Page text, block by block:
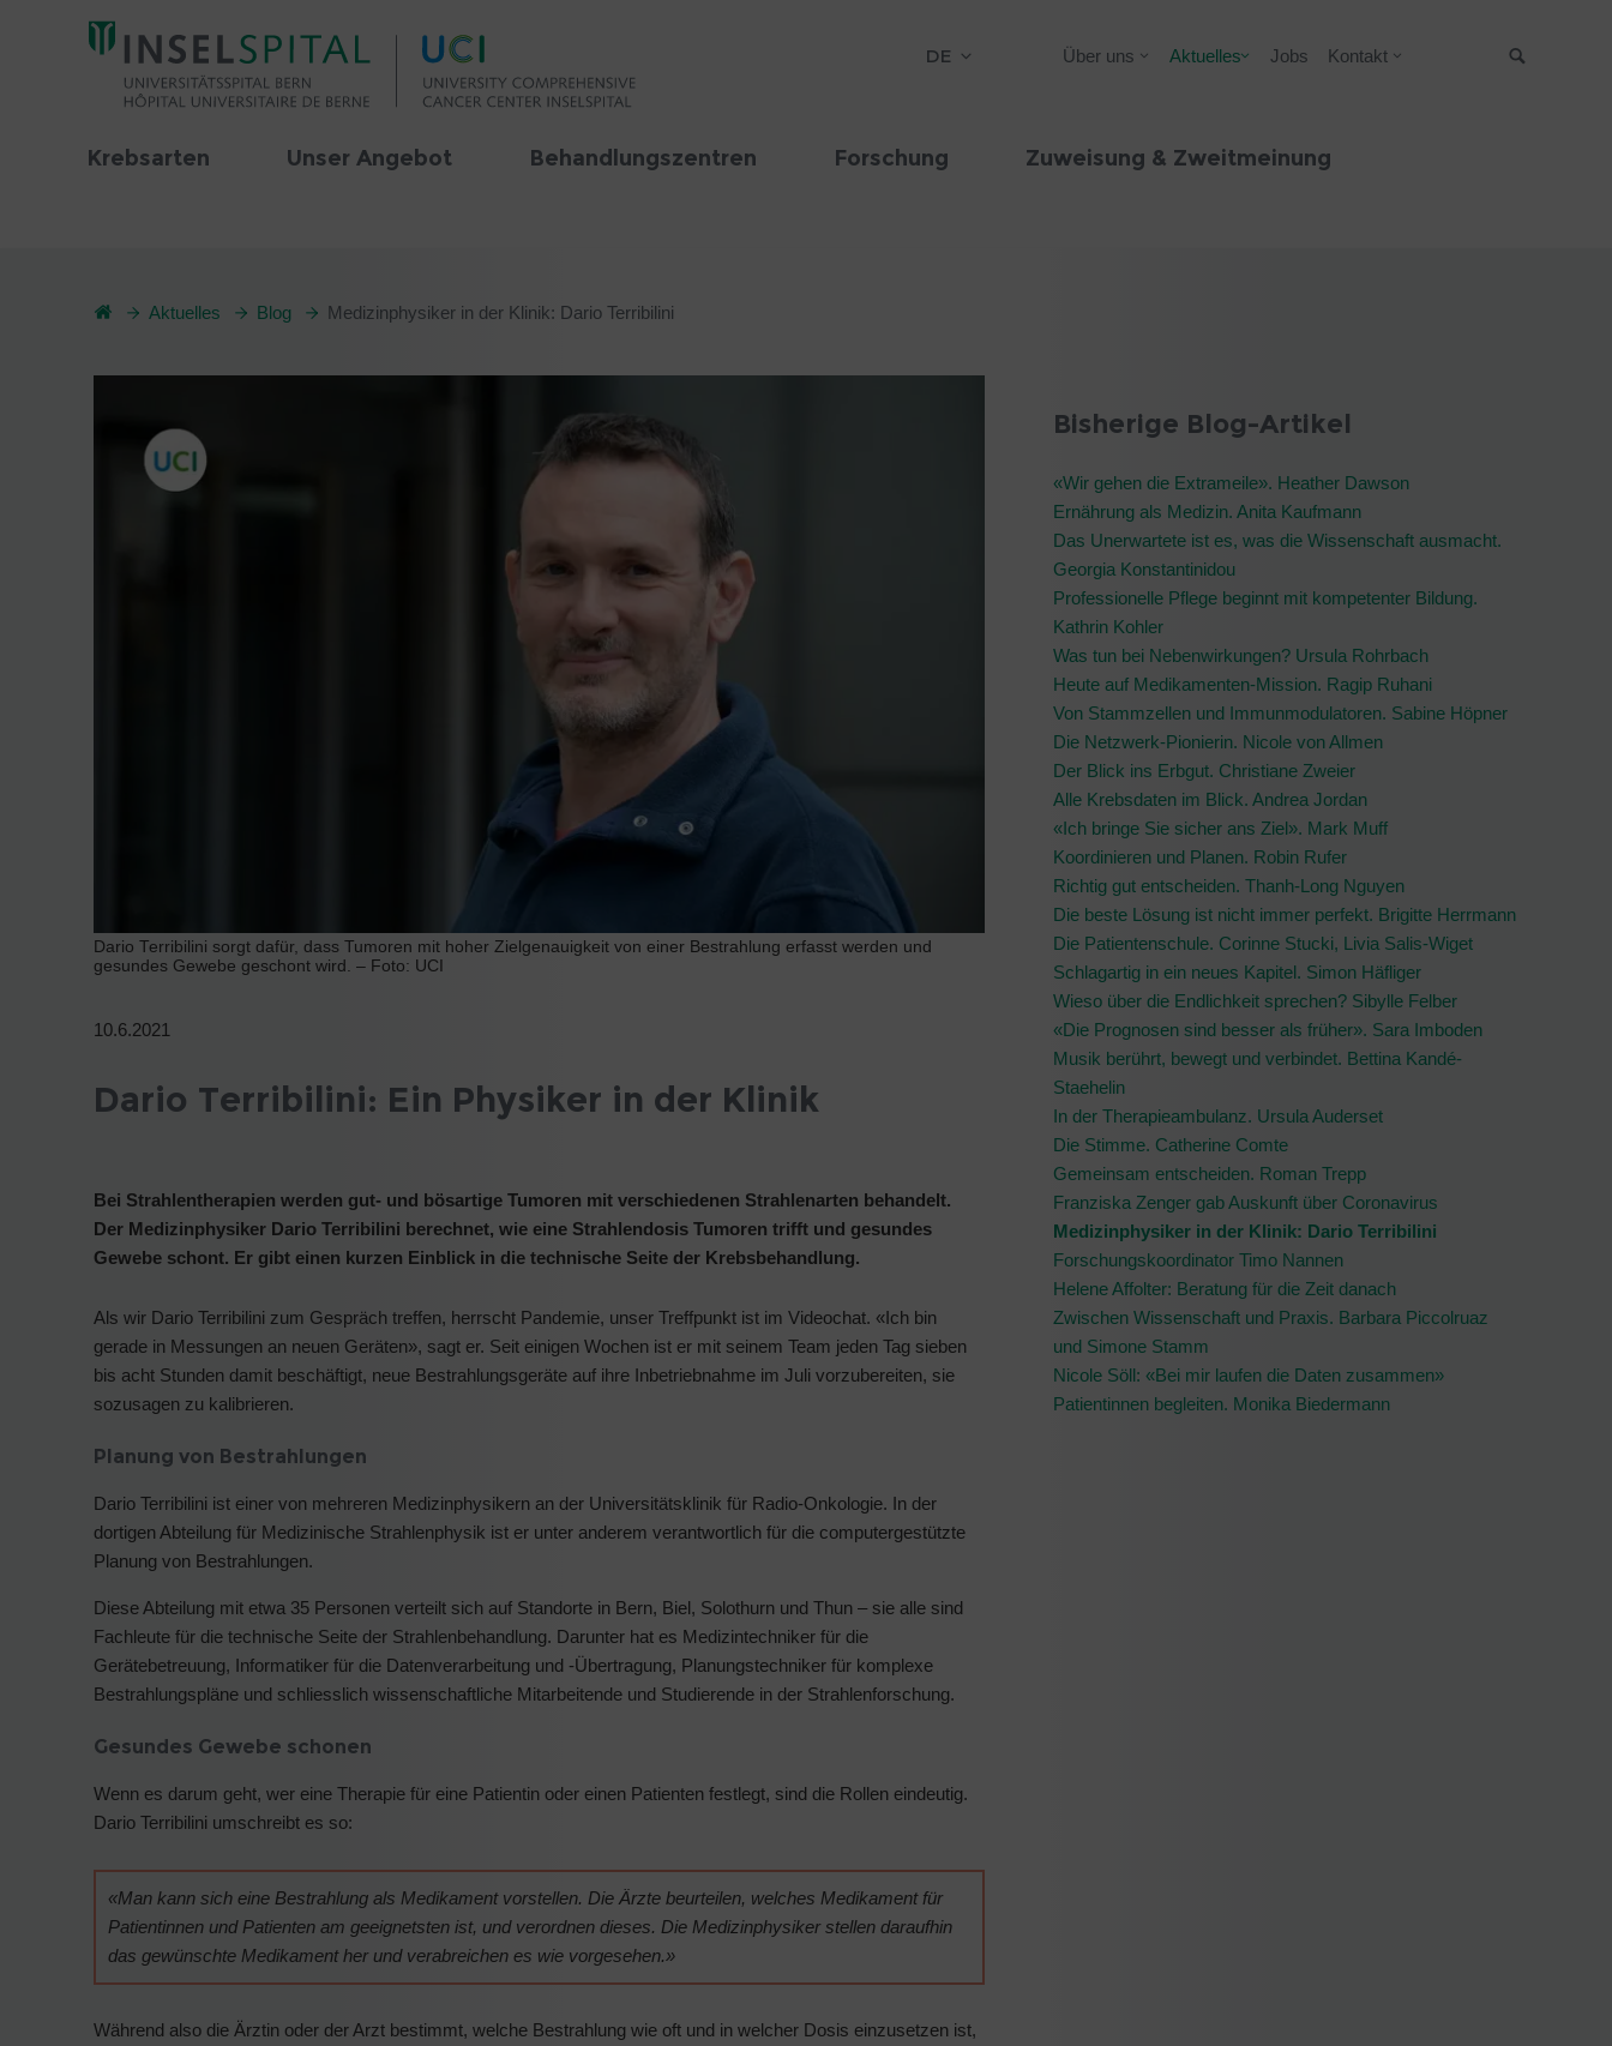
DE Über uns Aktuelles Jobs Kontakt
Krebsarten Unser Angebot Behandlungszentren Forschung Zuweisung & Zweitmeinung
Aktuelles Blog Medizinphysiker in der Klinik: Dario Terribilini
Dario Terribilini sorgt dafür, dass Tumoren mit hoher Zielgenauigkeit von einer Bestrahlung erfasst werden und
gesundes Gewebe geschont wird. – Foto: UCI
10.6.2021
Dario Terribilini: Ein Physiker in der Klinik
Bei Strahlentherapien werden gut- und bösartige Tumoren mit verschiedenen Strahlenarten behandelt.
Der Medizinphysiker Dario Terribilini berechnet, wie eine Strahlendosis Tumoren trifft und gesundes
Gewebe schont. Er gibt einen kurzen Einblick in die technische Seite der Krebsbehandlung.
Als wir Dario Terribilini zum Gespräch treffen, herrscht Pandemie, unser Treffpunkt ist im Videochat. «Ich bin
gerade in Messungen an neuen Geräten», sagt er. Seit einigen Wochen ist er mit seinem Team jeden Tag sieben
bis acht Stunden damit beschäftigt, neue Bestrahlungsgeräte auf ihre Inbetriebnahme im Juli vorzubereiten, sie
sozusagen zu kalibrieren.
Planung von Bestrahlungen
Dario Terribilini ist einer von mehreren Medizinphysikern an der Universitätsklinik für Radio-Onkologie. In der
dortigen Abteilung für Medizinische Strahlenphysik ist er unter anderem verantwortlich für die computergestützte
Planung von Bestrahlungen.
Diese Abteilung mit etwa 35 Personen verteilt sich auf Standorte in Bern, Biel, Solothurn und Thun – sie alle sind
Fachleute für die technische Seite der Strahlenbehandlung. Darunter hat es Medizintechniker für die
Gerätebetreuung, Informatiker für die Datenverarbeitung und -Übertragung, Planungstechniker für komplexe
Bestrahlungspläne und schliesslich wissenschaftliche Mitarbeitende und Studierende in der Strahlenforschung.
Gesundes Gewebe schonen
Wenn es darum geht, wer eine Therapie für eine Patientin oder einen Patienten festlegt, sind die Rollen eindeutig.
Dario Terribilini umschreibt es so:
«Man kann sich eine Bestrahlung als Medikament vorstellen. Die Ärzte beurteilen, welches Medikament für
Patientinnen und Patienten am geeignetsten ist, und verordnen dieses. Die Medizinphysiker stellen daraufhin
das gewünschte Medikament her und verabreichen es wie vorgesehen.»
Während also die Ärztin oder der Arzt bestimmt, welche Bestrahlung wie oft und in welcher Dosis einzusetzen ist,
Bisherige Blog-Artikel
«Wir gehen die Extrameile». Heather Dawson
Ernährung als Medizin. Anita Kaufmann
Das Unerwartete ist es, was die Wissenschaft ausmacht.
Georgia Konstantinidou
Professionelle Pflege beginnt mit kompetenter Bildung.
Kathrin Kohler
Was tun bei Nebenwirkungen? Ursula Rohrbach
Heute auf Medikamenten-Mission. Ragip Ruhani
Von Stammzellen und Immunmodulatoren. Sabine Höpner
Die Netzwerk-Pionierin. Nicole von Allmen
Der Blick ins Erbgut. Christiane Zweier
Alle Krebsdaten im Blick. Andrea Jordan
«Ich bringe Sie sicher ans Ziel». Mark Muff
Koordinieren und Planen. Robin Rufer
Richtig gut entscheiden. Thanh-Long Nguyen
Die beste Lösung ist nicht immer perfekt. Brigitte Herrmann
Die Patientenschule. Corinne Stucki, Livia Salis-Wiget
Schlagartig in ein neues Kapitel. Simon Häfliger
Wieso über die Endlichkeit sprechen? Sibylle Felber
«Die Prognosen sind besser als früher». Sara Imboden
Musik berührt, bewegt und verbindet. Bettina Kandé-
Staehelin
In der Therapieambulanz. Ursula Auderset
Die Stimme. Catherine Comte
Gemeinsam entscheiden. Roman Trepp
Franziska Zenger gab Auskunft über Coronavirus
Medizinphysiker in der Klinik: Dario Terribilini
Forschungskoordinator Timo Nannen
Helene Affolter: Beratung für die Zeit danach
Zwischen Wissenschaft und Praxis. Barbara Piccolruaz
und Simone Stamm
Nicole Söll: «Bei mir laufen die Daten zusammen»
Patientinnen begleiten. Monika Biedermann